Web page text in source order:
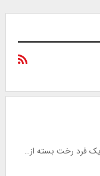
فرد رخت بسته از…